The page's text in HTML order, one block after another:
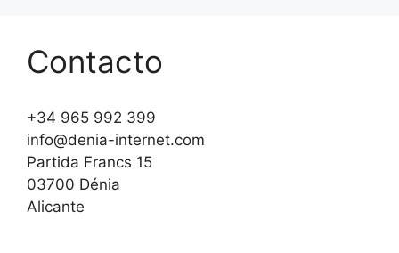
Contacto
+34 965 992 399
info@denia-internet.com
Partida Francs 15
03700 Dénia
Alicante